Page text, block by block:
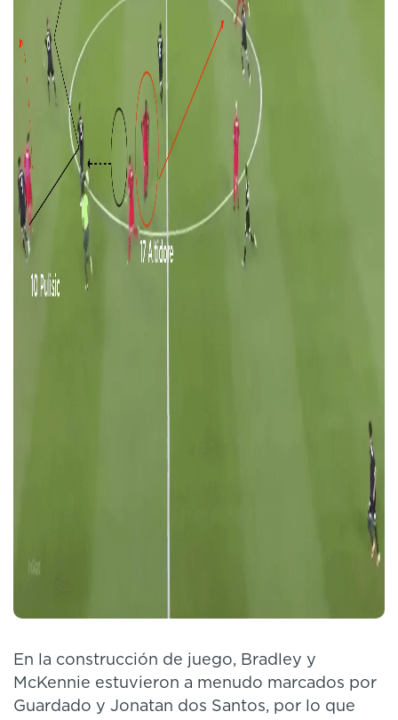
En la construcción de juego, Bradley y
McKennie estuvieron a menudo marcados por
Guardado y Jonatan dos Santos, por lo que